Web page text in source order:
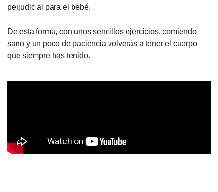
perjudicial para el bebé.
De esta forma, con unos sencillos ejercicios, comiendo
sano y un poco de paciencia volverás a tener el cuerpo
que siempre has tenido.